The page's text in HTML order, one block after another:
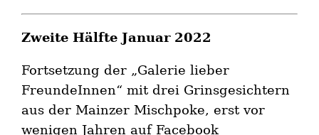
Zweite Hälfte Januar 2022
Fortsetzung der „Galerie lieber
FreundeInnen“ mit drei Grinsgesichtern
aus der Mainzer Mischpoke, erst vor
wenigen Jahren auf Facebook